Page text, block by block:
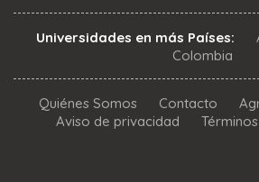
Universidades en más Países:
Colombia
Quiénes Somos Contacto
Aviso de privacidad